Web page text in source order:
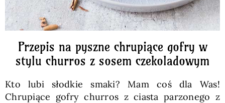
Przepis na pyszne chrupiące gofry w
stylu churros z sosem czekoladowym
Kto lubi słodkie smaki? Mam coś dla Was!
Chrupiące gofry churros z ciasta parzonego z